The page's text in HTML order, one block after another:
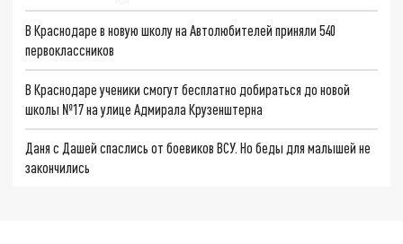
В Краснодаре в новую школу на Автолюбителей приняли 540
первоклассников
В Краснодаре ученики смогут бесплатно добираться до новой
школы №17 на улице Адмирала Крузенштерна
Даня с Дашей спаслись от боевиков ВСУ. Но беды для малышей не
закончились